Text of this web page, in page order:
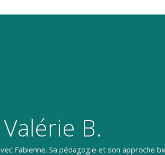
Valérie B.
Fabienne. Sa pédagogie et son approche